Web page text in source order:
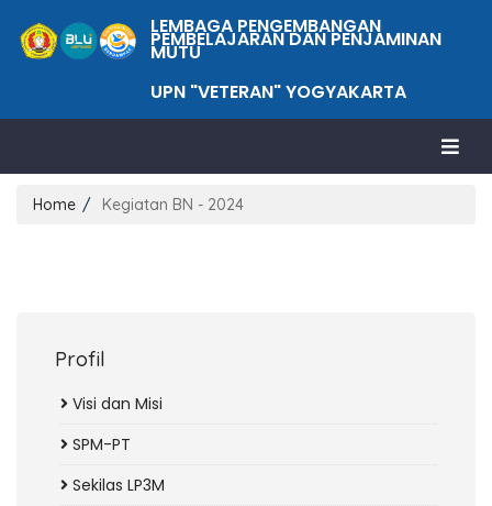
LEMBAGA PENGEMBANGAN
PEMBELAJARAN DAN PENJAMINAN
MUTU
UPN "VETERAN" YOGYAKARTA
Home Kegiatan BN - 2024
Profil
Visi dan Misi
SPM-PT
Sekilas LP3M